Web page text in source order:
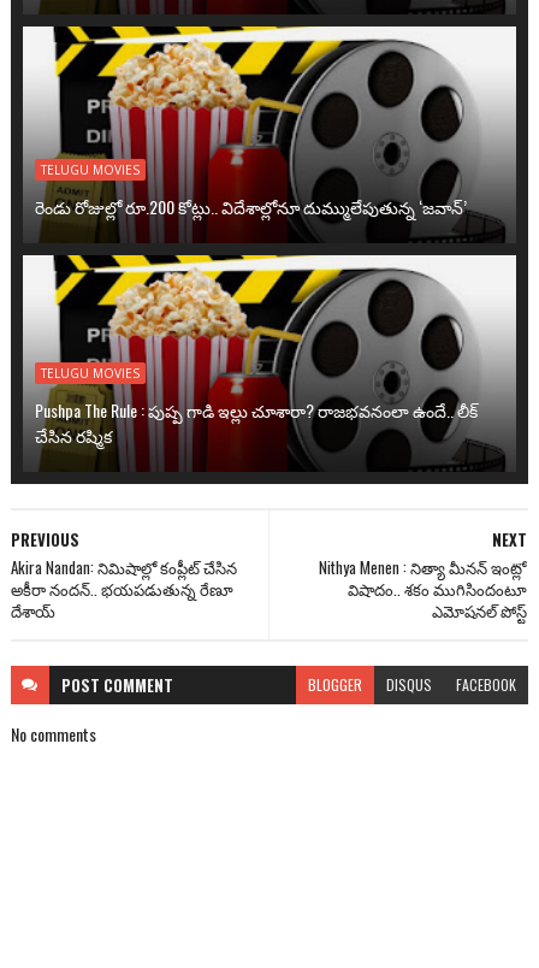
TELUGU MOVIES
రెండు రోజుల్లో రూ.200 కోట్లు.. విదేశాల్లోనూ దుమ్ములేపుతున్న ‘జవాన్’
TELUGU MOVIES
Pushpa The Rule : పుష్ప గాడి ఇల్లు చూశారా? రాజభవనంలా ఉందే.. లీక్
చేసిన రష్మిక
NEXT
Nithya Menen : నిత్యా మీనన్ ఇంట్లో
విషాదం.. శకం ముగిసిందంటూ
ఎమోషనల్ పోస్ట్
PREVIOUS
Akira Nandan: నిమిషాల్లో కంప్లీట్ చేసిన
అకీరా నంద‌న్‌.. భ‌య‌పడుతున్న రేణూ
దేశాయ్‌
POST COMMENT BLOGGER DISQUS FACEBOOK
No comments